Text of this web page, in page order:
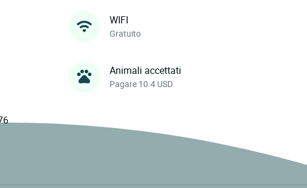
WIFI
Gratuito
Animali accettati
Pagare 10.4 USD